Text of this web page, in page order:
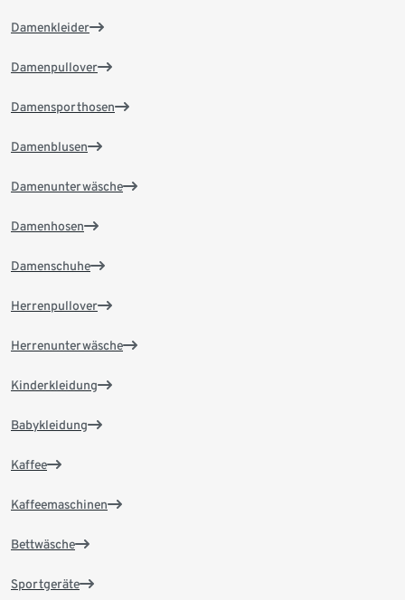
Damenkleider
Damenpullover
Damensporthosen
Damenblusen
Damenunterwäsche
Damenhosen
Damenschuhe
Herrenpullover
Herrenunterwäsche
Kinderkleidung
Babykleidung
Kaffee
Kaffeemaschinen
Bettwäsche
Sportgeräte